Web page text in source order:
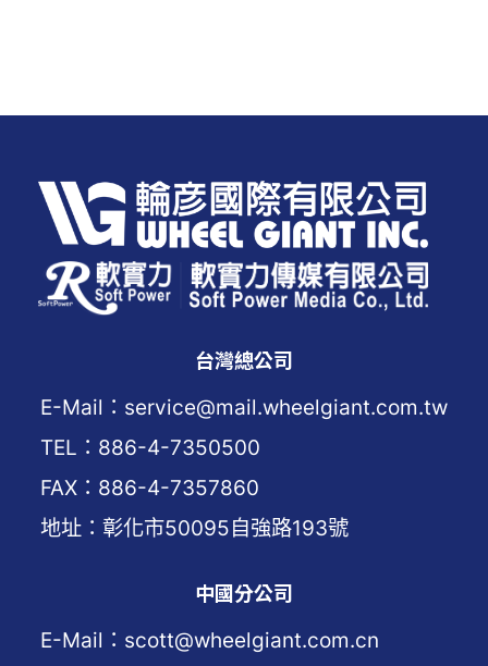
台灣總公司
E-Mail：service@mail.wheelgiant.com.tw
TEL：886-4-7350500
FAX：886-4-7357860
地址：彰化市50095自強路193號
中國分公司
E-Mail：scott@wheelgiant.com.cn